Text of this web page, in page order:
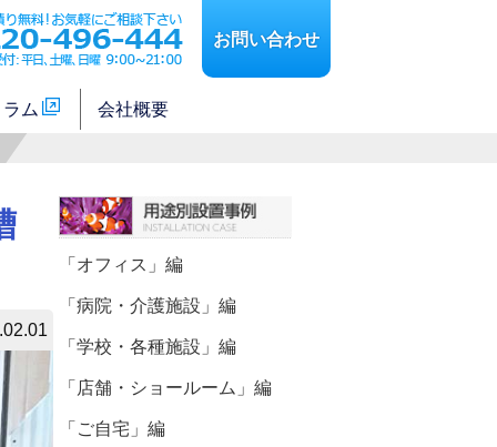
お問い合わせ
ム 会社概要
「オフィス」編
「病院・介護施設」編
「学校・各種施設」編
「店舗・ショールーム」編
「ご自宅」編